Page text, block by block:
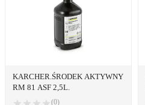
KARCHER.ŚRODEK AKTYWNY
RM 81 ASF 2,5L.
(0)